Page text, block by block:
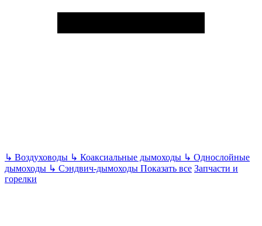
↳ Воздуховоды ↳ Коаксиальные дымоходы ↳ Однослойные
дымоходы ↳ Сэндвич-дымоходы Показать все Запчасти и
горелки